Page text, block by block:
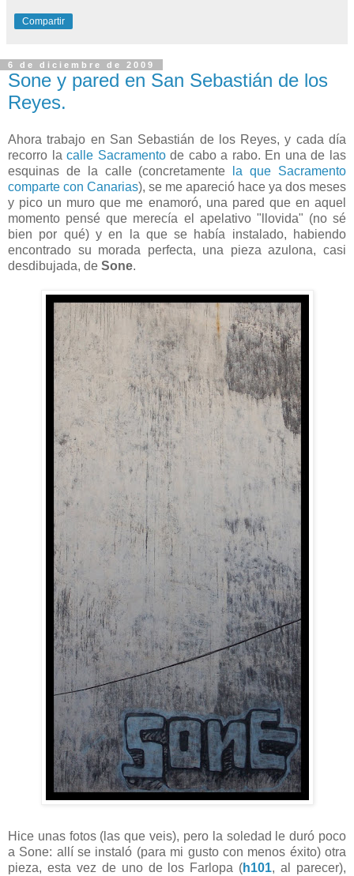
Compartir
6 de diciembre de 2009
Sone y pared en San Sebastián de los
Reyes.
Ahora trabajo en San Sebastián de los Reyes, y cada día
recorro lacalle Sacramentode cabo a rabo. En una de las
esquinas de la calle (concretamente
la que Sacramento
comparte con Canarias), se me apareció hace ya dos meses
y pico un muro que me enamoró, una pared que en aquel
momento pensé que merecía el apelativo "llovida" (no sé
bien por qué) y en la que se había instalado, habiendo
encontrado su morada perfecta, una pieza azulona, casi
desdibujada, de Sone.
Hice unas fotos (las que veis), pero la soledad le duró poco
a Sone: allí se instaló (para mi gusto con menos éxito) otra
pieza, esta vez de uno de los Farlopa (h101, al parecer),